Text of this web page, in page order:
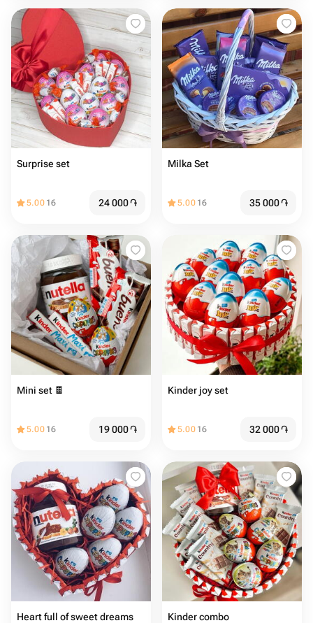
Surprise set
5.00 16 24 000֏
Milka Set
5.00 16 35 000֏
Mini set 🍫
5.00 16 19 000֏
Kinder joy set
5.00 16 32 000֏
Heart full of sweet dreams Kinder combo